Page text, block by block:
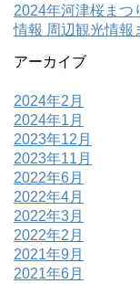
2024年河津桜ま
情報 周辺観光情報
アーカイブ
2024年2月
2024年1月
2023年12月
2023年11月
2022年6月
2022年4月
2022年3月
2022年2月
2021年9月
2021年6月